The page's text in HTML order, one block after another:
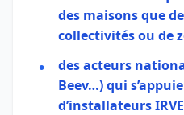
des maisons que
collectivités ou de
des acteurs
Beev…) qui
d’installateurs